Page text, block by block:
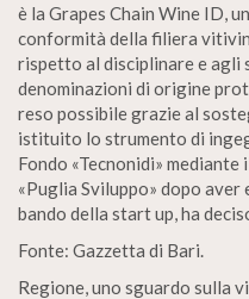
è la Grapes Chain Wine ID,
conformità della filiera
rispetto al disciplinare e
denominazioni di origine
reso possibile grazie al
istituito lo strumento di
Fondo «Tecnonidi»
«Puglia Sviluppo» dopo
bando della start up, ha
Fonte: Gazzetta di Bari.
Regione, uno sguardo sulla